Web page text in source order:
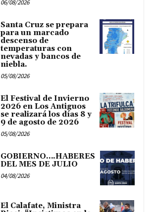
06/08/2026
Santa Cruz se prepara
para un marcado
descenso de
temperaturas con
nevadas y bancos de
niebla.
05/08/2026
El Festival de Invierno
2026 en Los Antiguos
se realizará los días 8 y
9 de agosto de 2026
05/08/2026
GOBIERNO….HABERES
DEL MES DE JULIO
04/08/2026
El Calafate, Ministra